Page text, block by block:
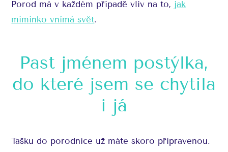
Porod má v každém případě vliv na to, jak
miminko vnímá svět.
Past jménem postýlka,
do které jsem se chytila
i já
Tašku do porodnice už máte skoro připravenou.